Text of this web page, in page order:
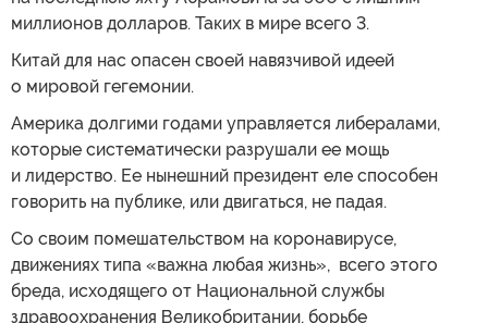
миллионов долларов. Таких в мире всего 3.
Китай для нас опасен своей навязчивой идеей
о мировой гегемонии.
Америка долгими годами управляется либералами,
которые систематически разрушали ее мощь
и лидерство. Ее нынешний президент еле способен
говорить на публике, или двигаться, не падая.
Со своим помешательством на коронавирусе,
движениях типа «важна любая жизнь», всего этого
бреда, исходящего от Национальной службы
здравоохранения Великобритании, борьбе